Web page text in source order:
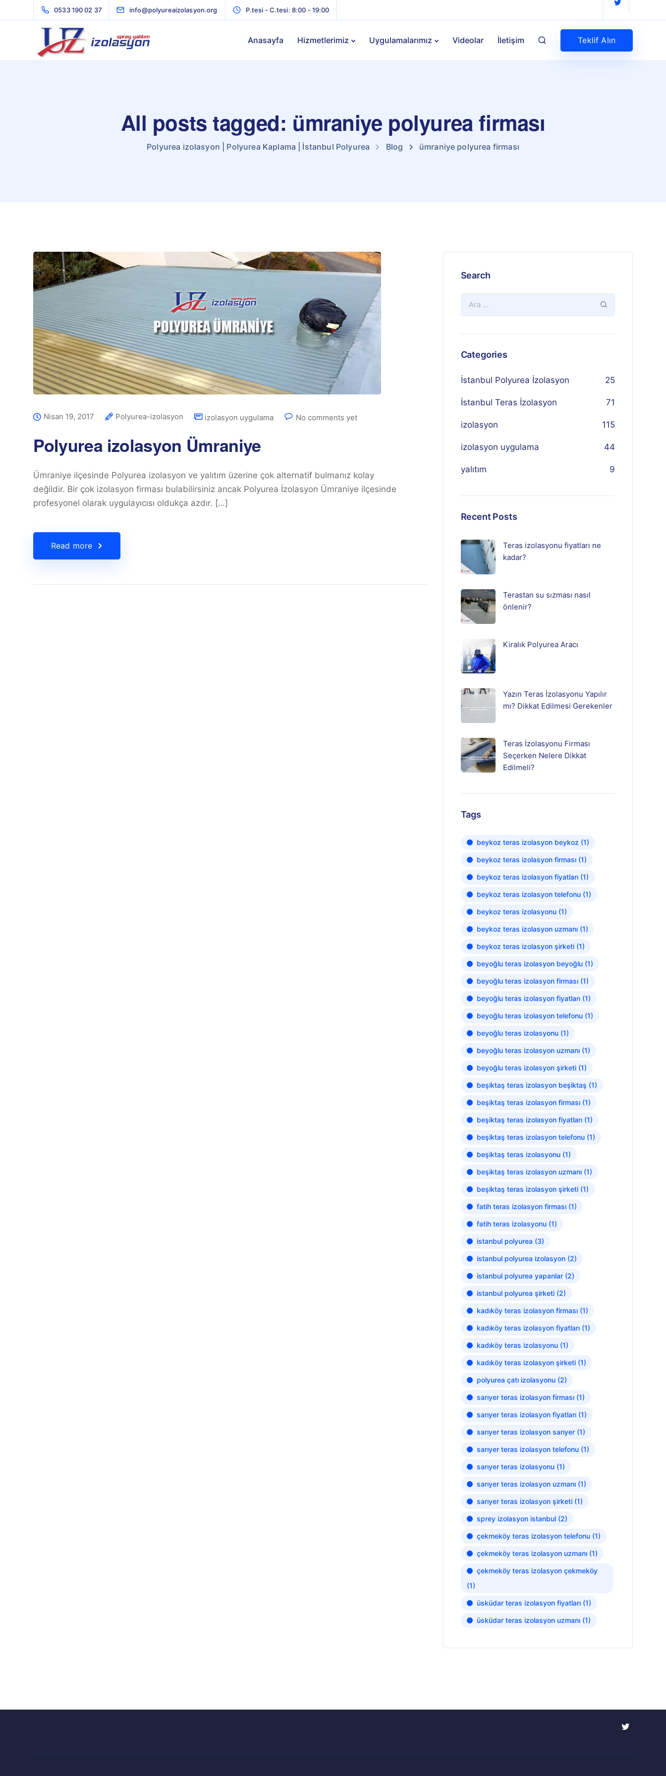
0533 190 02 37 info@polyureaizolasyon.org P.tesi - C.tesi: 8:00 - 19:00
Anasayfa Hizmetlerimiz Uygulamalarımız Videolar İletişim Teklif Alın
All posts tagged: ümraniye polyurea firması
Polyurea izolasyon | Polyurea Kaplama | İstanbul Polyurea Blog ümraniye polyurea firması
Nisan 19, 2017 Polyurea-izolasyon izolasyon uygulama No comments yet
Polyurea izolasyon Ümraniye
Ümraniye ilçesinde Polyurea izolasyon ve yalıtım üzerine çok alternatif bulmanız kolay
değildir. Bir çok izolasyon firması bulabilirsiniz ancak Polyurea İzolasyon Ümraniye ilçesinde
profesyonel olarak uygulayıcısı oldukça azdır. […]
Read more
Search
Categories
İstanbul Polyurea İzolasyon 25
İstanbul Teras İzolasyon 71
izolasyon 115
izolasyon uygulama 44
yalıtım 9
Recent Posts
Teras izolasyonu fiyatları ne
kadar?
Terastan su sızması nasıl
önlenir?
Kiralık Polyurea Aracı
Yazın Teras İzolasyonu Yapılır
mı? Dikkat Edilmesi Gerekenler
Teras İzolasyonu Firması
Seçerken Nelere Dikkat
Edilmeli?
Tags
beykoz teras izolasyon beykoz (1)
beykoz teras izolasyon firması(1)
beykoz teras izolasyon fiyatları(1)
beykoz teras izolasyon telefonu(1)
beykoz teras izolasyonu(1)
beykoz teras izolasyon uzmanı(1)
beykoz teras izolasyon şirketi(1)
beyoğlu teras izolasyon beyoğlu(1)
beyoğlu teras izolasyon firması(1)
beyoğlu teras izolasyon fiyatları(1)
beyoğlu teras izolasyon telefonu(1)
beyoğlu teras izolasyonu(1)
beyoğlu teras izolasyon uzmanı(1)
beyoğlu teras izolasyon şirketi(1)
beşiktaş teras izolasyon beşiktaş (1)
beşiktaş teras izolasyon firması(1)
beşiktaş teras izolasyon fiyatları(1)
beşiktaş teras izolasyon telefonu(1)
beşiktaş teras izolasyonu(1)
beşiktaş teras izolasyon uzmanı(1)
beşiktaş teras izolasyon şirketi(1)
fatih teras izolasyon firması(1)
fatih teras izolasyonu(1)
istanbul polyurea (3)
istanbul polyurea izolasyon(2)
istanbul polyurea yapanlar(2)
istanbul polyurea şirketi(2)
kadıköy teras izolasyon firması(1)
kadıköy teras izolasyon fiyatları(1)
kadıköy teras izolasyonu(1)
kadıköy teras izolasyon şirketi(1)
polyurea çatı izolasyonu(2)
sarıyer teras izolasyon firması(1)
sarıyer teras izolasyon fiyatları(1)
sarıyer teras izolasyon sarıyer(1)
sarıyer teras izolasyon telefonu(1)
sarıyer teras izolasyonu(1)
sarıyer teras izolasyon uzmanı(1)
sarıyer teras izolasyon şirketi(1)
sprey izolasyon istanbul(2)
çekmeköy teras izolasyon telefonu(1)
çekmeköy teras izolasyon uzmanı(1)
çekmeköy teras izolasyon çekmeköy
(1)
üsküdar teras izolasyon fiyatları(1)
üsküdar teras izolasyon uzmanı(1)